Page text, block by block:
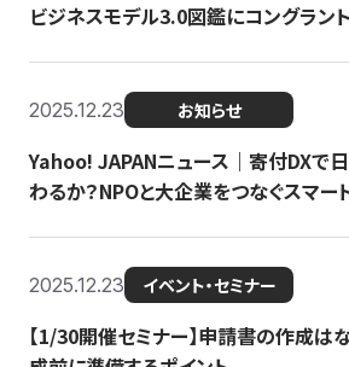
ビジネスモデル3.0図鑑にコングラン
2025.12.23 お知らせ
Yahoo! JAPANニュース｜寄付DXで
わるか？NPOと大企業をつなぐスマー
2025.12.23 イベント・セミナー
【1/30開催セミナー】申請書の作成は